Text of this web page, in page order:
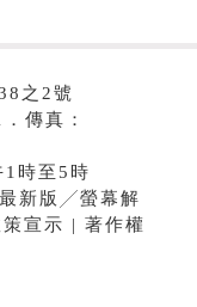
之2號
傳真：
1時至5時
新版╱螢幕解
宣示 | 著作權